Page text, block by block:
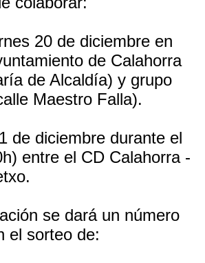
20 de diciembre en
de Calahorra
de Alcaldía) y grupo
Maestro Falla).
de diciembre durante el
entre el CD Calahorra -
se dará un número
el sorteo de: